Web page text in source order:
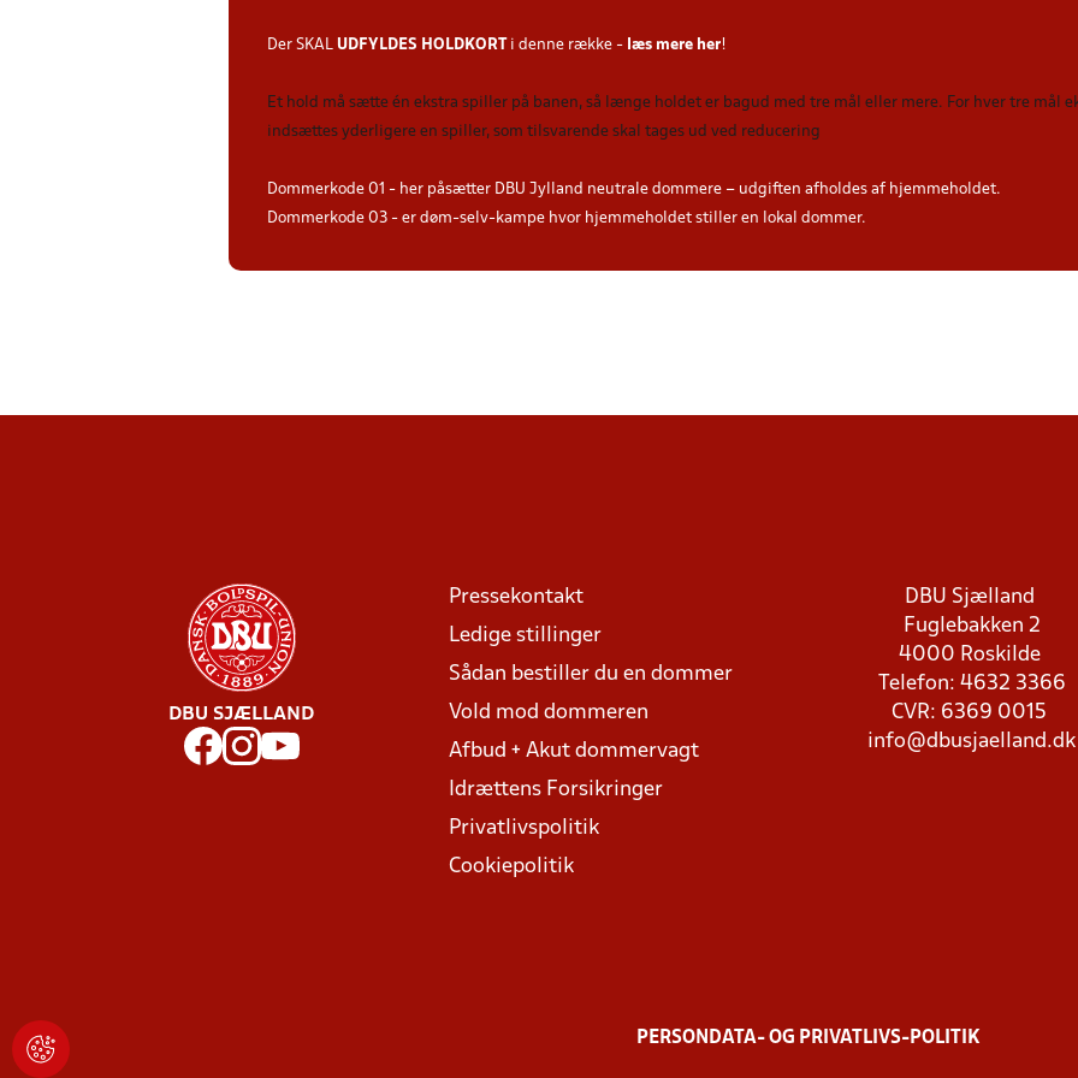
Der SKAL UDFYLDES HOLDKORTi denne række - læs mere her!
Et hold må sætte én ekstra spiller på banen, så længe holdet er bagud med tre mål eller mere. For hver tre mål
indsættes yderligere en spiller, som tilsvarende skal tages ud ved reducering
Dommerkode 01 - her påsætter DBU Jylland neutrale dommere – udgiften afholdes af hjemmeholdet.
Dommerkode 03 - er døm-selv-kampe hvor hjemmeholdet stiller en lokal dommer.
DBU SJÆLLAND
Pressekontakt
Ledige stillinger
Sådan bestiller du en dommer
Vold mod dommeren
Afbud + Akut dommervagt
Idrættens Forsikringer
Privatlivspolitik
Cookiepolitik
DBU Sjælland
Fuglebakken 2
4000 Roskilde
Telefon: 4632 3366
CVR: 6369 0015
info@dbusjaelland.dk
PERSONDATA- OG PRIVATLIVS-POLITIK